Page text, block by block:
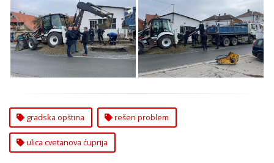
Rešen problem u ulici
Cvetanova ćuprija
Rešen problem u ulici
Cvetanova ćuprija
Zvezdara
gradska opština rešen problem
ulica cvetanova ćuprija